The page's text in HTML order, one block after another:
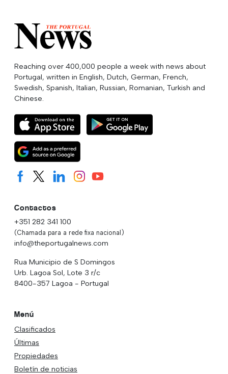
Reaching over 400,000 people a week with news about
Portugal, written in English, Dutch, German, French,
Swedish, Spanish, Italian, Russian, Romanian, Turkish and
Chinese.
Contactos
+351 282 341 100
(Chamada para a rede fixa nacional)
info@theportugalnews.com
Rua Municipio de S Domingos
Urb. Lagoa Sol, Lote 3 r/c
8400-357 Lagoa - Portugal
Menú
Clasificados
Últimas
Propiedades
Boletín de noticias